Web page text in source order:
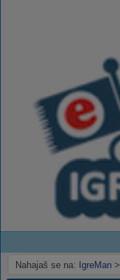
Nahajaš se na: IgreMan >